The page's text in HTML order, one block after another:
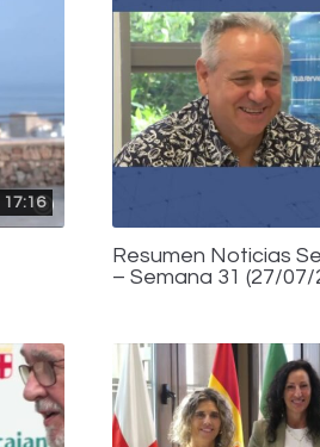
17:16
Resumen Noticias
– Semana 31 (27/